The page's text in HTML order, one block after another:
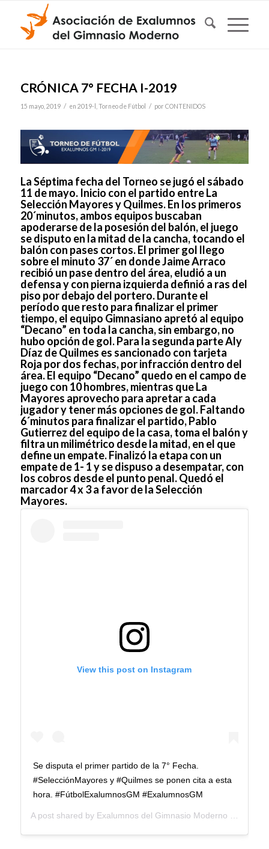
CRÓNICA 7° FECHA I-2019
15 mayo, 2019 / en 2019-l Torneo de Fútbol / por CONTENIDOS
La Séptima fecha del Torneo se jugó el sábado
11 de mayo. Inicio con el partido entre La
Selección Mayores y Quilmes. En los primeros
20´minutos, ambos equipos buscaban
apoderarse de la posesión del balón, el juego
se disputo en la mitad de la cancha, tocando el
balón con pases cortos. El primer gol llego
sobre el minuto 37´ en donde Jaime Arraco
recibió un pase dentro del área, eludió a un
defensa y con pierna izquierda definió a ras del
piso por debajo del portero. Durante el
período que resto para finalizar el primer
tiempo, el equipo Gimnasiano apretó al equipo
“Decano” en toda la cancha, sin embargo, no
hubo opción de gol. Para la segunda parte Aly
Díaz de Quilmes es sancionado con tarjeta
Roja por dos fechas, por infracción dentro del
área. El equipo “Decano” quedo en el campo de
juego con 10 hombres, mientras que La
Mayores aprovecho para apretar a cada
jugador y tener más opciones de gol. Faltando
6´minutos para finalizar el partido, Pablo
Gutierrez del equipo de la casa, toma el balón y
filtra un milimétrico desde la mitad, en el que
define un empate. Finalizó la etapa con un
empate de 1- 1 y se dispuso a desempatar, con
los cobros desde el punto penal. Quedó el
marcador 4 x 3 a favor de la Selección
Mayores.
View this post on Instagram
Se disputa el primer partido de la 7° Fecha.
#SelecciónMayores y #Quilmes se ponen cita a esta
hora. #FútbolExalumnosGM #ExalumnosGM
A post shared by Exalumnos del Gimnasio Moderno